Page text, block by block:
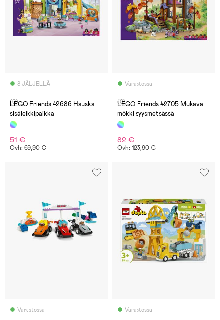
8 JÄLJELLÄ
(0)
LEGO Friends 42686 Hauska
sisäleikkipaikka
51 €
Ovh: 69,90 €
Varastossa
(0)
LEGO Friends 42705 Mukava
mökki syysmetsässä
82 €
Ovh: 123,90 €
Varastossa Varastossa